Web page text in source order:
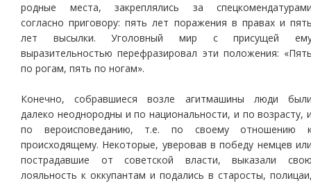
родные места, закреплялись за
согласно приговору: пять лет поражения в правах и
лет высылки. Уголовный мир с присущей
выразительностью перефразировал эти положения:
по рогам, пять по ногам».
Конечно, собравшиеся возле агитмашины люди
далеко неоднородны и по национальности, и по возрасту,
по вероисповеданию, т.е. по своему отношению
происходящему. Некоторые, уверовав в победу немцев
пострадавшие от советской власти, выказали
лояльность к оккупантам и подались в старосты,